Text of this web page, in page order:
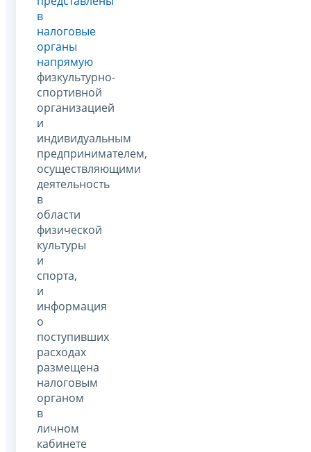
в
налоговые
органы
напрямую
физкультурно-
спортивной
организацией
и
индивидуальным
предпринимателем,
осуществляющими
деятельность
в
области
физической
культуры
и
спорта,
и
информация
о
поступивших
расходах
размещена
налоговым
органом
в
личном
кабинете